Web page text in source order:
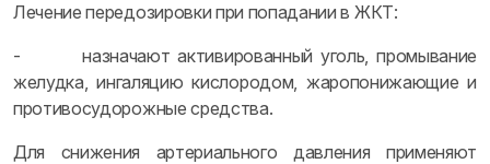
Лечение передозировки при попадании в ЖКТ:
- назначают активированный уголь, промывание
желудка, ингаляцию кислородом, жаропонижающие и
противосудорожные средства.
Для снижения артериального давления применяют